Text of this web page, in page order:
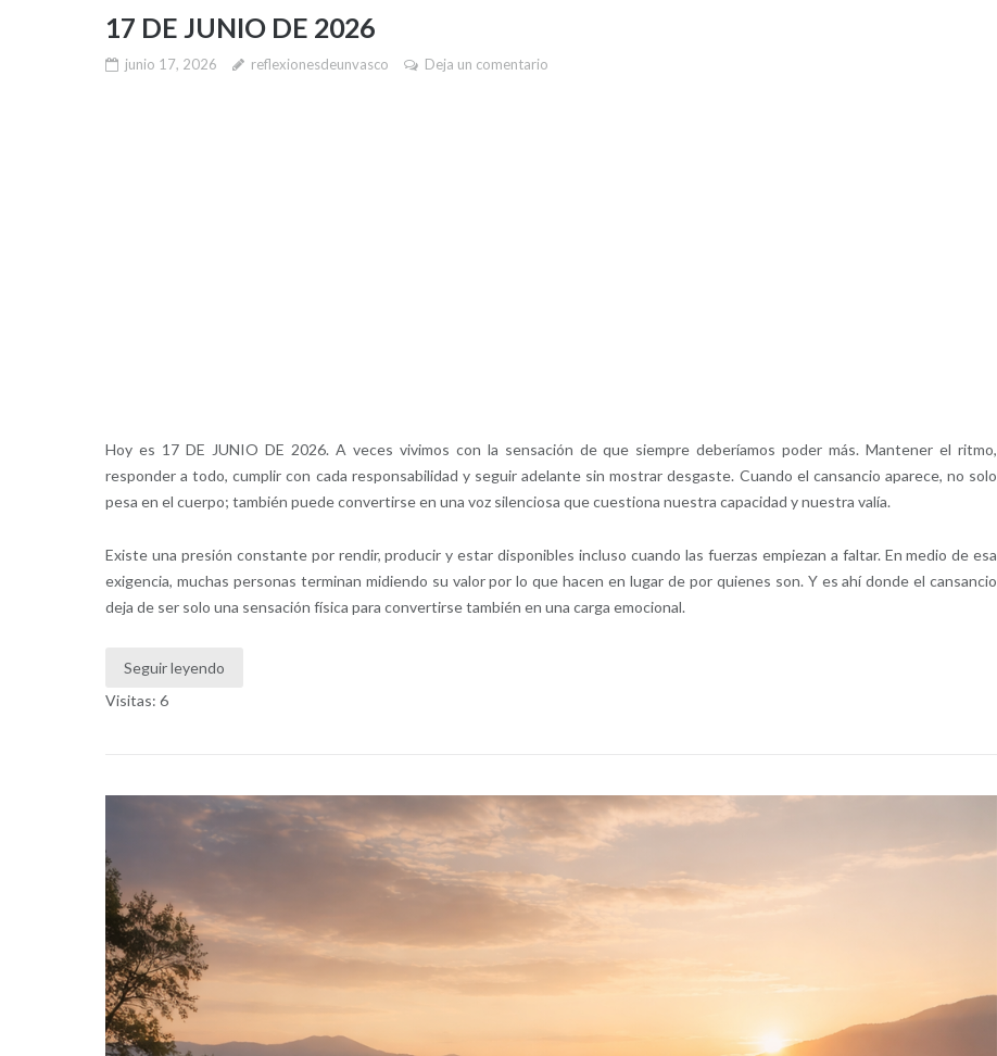
17 DE JUNIO DE 2026
junio 17, 2026 reflexionesdeunvasco Deja un comentario
Hoy es 17 DE JUNIO DE 2026. A veces vivimos con la sensación de que siempre deberíamos poder más. Mantener el ritmo,
responder a todo, cumplir con cada responsabilidad y seguir adelante sin mostrar desgaste. Cuando el cansancio aparece, no solo
pesa en el cuerpo; también puede convertirse en una voz silenciosa que cuestiona nuestra capacidad y nuestra valía.
Existe una presión constante por rendir, producir y estar disponibles incluso cuando las fuerzas empiezan a faltar. En medio de esa
exigencia, muchas personas terminan midiendo su valor por lo que hacen en lugar de por quienes son. Y es ahí donde el cansancio
deja de ser solo una sensación física para convertirse también en una carga emocional.
Seguir leyendo
Visitas: 6